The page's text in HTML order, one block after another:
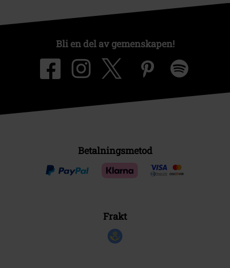
Bli en del av gemenskapen!
Betalningsmetod
Frakt